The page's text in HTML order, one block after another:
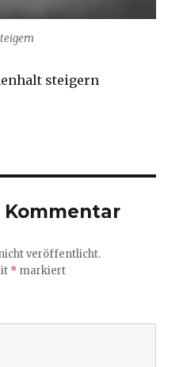
steigern
Kommentar
veröffentlicht.
* markiert